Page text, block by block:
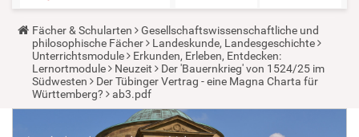
Y
o
u
a
r
e
h
Fächer & Schularten
Gesellschaftswissenschaftliche und
philosophische Fächer
Landeskunde, Landesgeschichte
Unterrichtsmodule
Erkunden, Erleben, Entdecken:
Lernortmodule
Neuzeit
Der 'Bauernkrieg' von 1524/25 im
Südwesten
Der Tübinger Vertrag - eine Magna Charta für
Württemberg?
ab3.pdf